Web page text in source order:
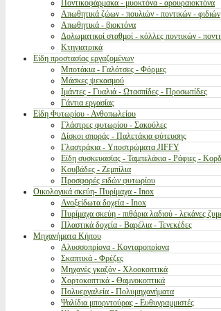
Ποντικοφάρμακα - μυοκτόνα - αρουραιοκτόνα
Απωθητικά ζώων - πουλιών - ποντικών - φιδιών
Απωθητικά - βιοκτόνα
Δολωματικοί σταθμοί - κόλλες ποντικών -
Κτηνιατρικά
Είδη προστασίας εργαζομένων
Μποτάκια - Γαλότσες - Φόρμες
Μάσκες ψεκασμού
Ιμάντες - Γυαλιά - Ωτασπίδες - Προσωπίδες
Γάντια εργασίας
Είδη Φυτωρίου - Ανθοπωλείου
Γλάστρες φυτωρίου - Σακούλες
Δίσκοι σποράς - Παλετάκια φύτευσης
Γλαστράκια - Υποστρώματα JIFFY
Είδη συσκευασίας - Ταμπελάκια - Ράφιες -
Κουβάδες - Ζεμπίλια
Προσφορές ειδών φυτωρίου
Οικολογικά σκεύη- Πυρίμαχα - Inox
Ανοξείδωτα δοχεία - Inox
Πυρίμαχα σκεύη - πιθάρια λαδιού - λεκάνες
Πλαστικά δοχεία - Βαρέλια - Τενεκέδες
Μηχανήματα Κήπου
Αλυσσοπρίονα - Κονταροπρίονα
Σκαπτικά - Φρέζες
Μηχανές γκαζόν - Χλοοκοπτικά
Χορτοκοπτικά - Θαμνοκοπτικά
Πολυεργαλεία - Πολυμηχανήματα
Ψαλίδια μπορντούρας - Ευθυγραμμιστές